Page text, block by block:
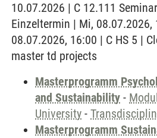
10.07.2026 | C 12.111
Einzeltermin | Mi, 08.07.2026,
08.07.2026, 16:00 | C HS 5 |
master td projects
Masterprogramm
and Sustainability -
University -
Masterprogramm